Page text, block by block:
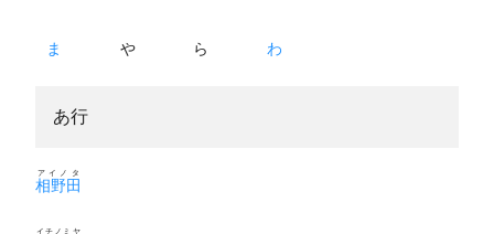
ま や ら わ
あ行
相野田
アイノタ
イチノミヤ